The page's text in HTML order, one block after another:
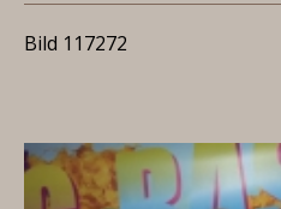
Bild 117272